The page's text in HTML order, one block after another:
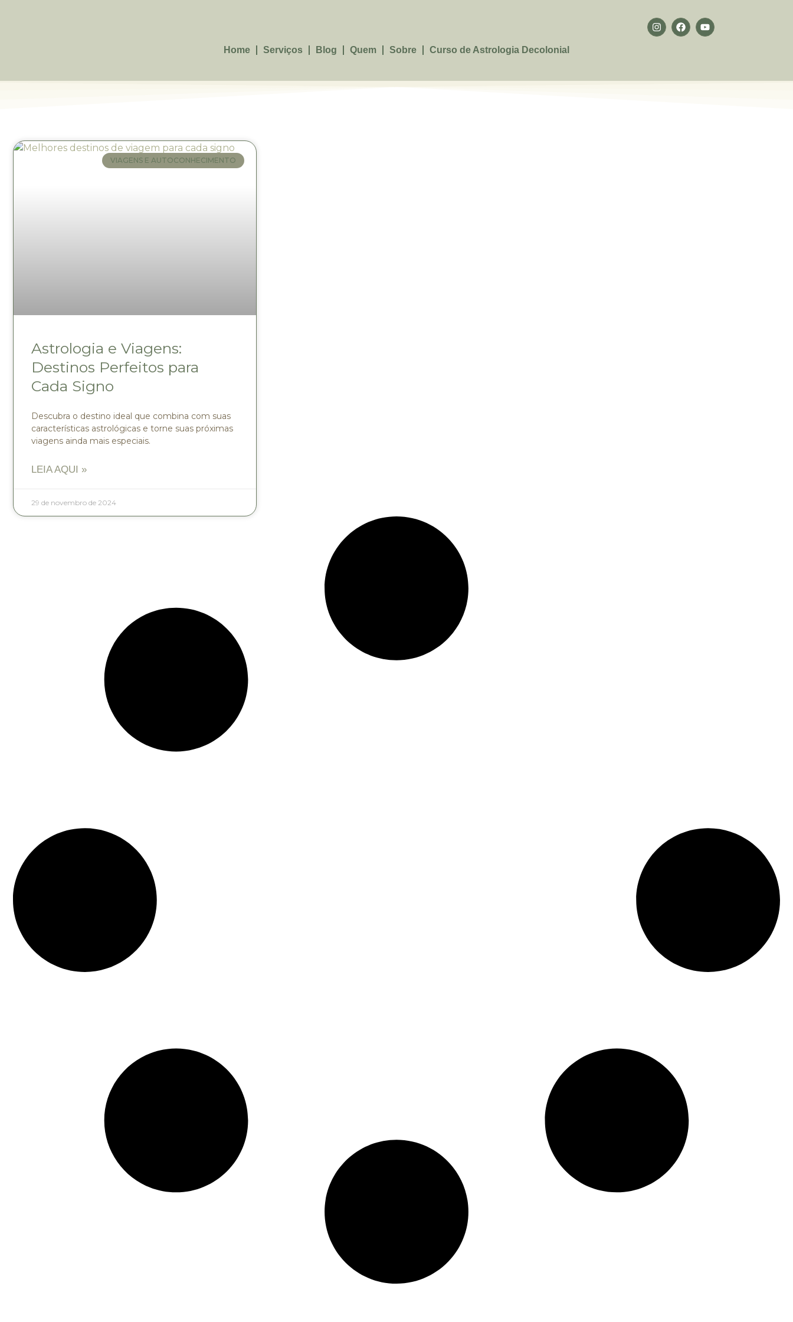
Home Serviços Blog Quem Sobre Curso de Astrologia Decolonial
VIAGENS E AUTOCONHECIMENTO
Astrologia e Viagens:
Destinos Perfeitos para
Cada Signo
Descubra o destino ideal que combina com suas
características astrológicas e torne suas próximas
viagens ainda mais especiais.
LEIA AQUI »
29 de novembro de 2024